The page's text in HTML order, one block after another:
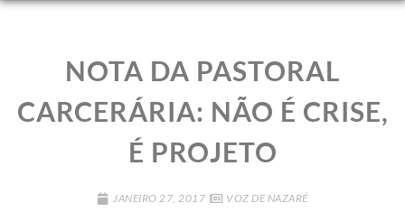
NOTA DA PASTORAL
CARCERÁRIA: NÃO É CRISE,
É PROJETO
JANEIRO 27, 2017 VOZ DE NAZARÉ